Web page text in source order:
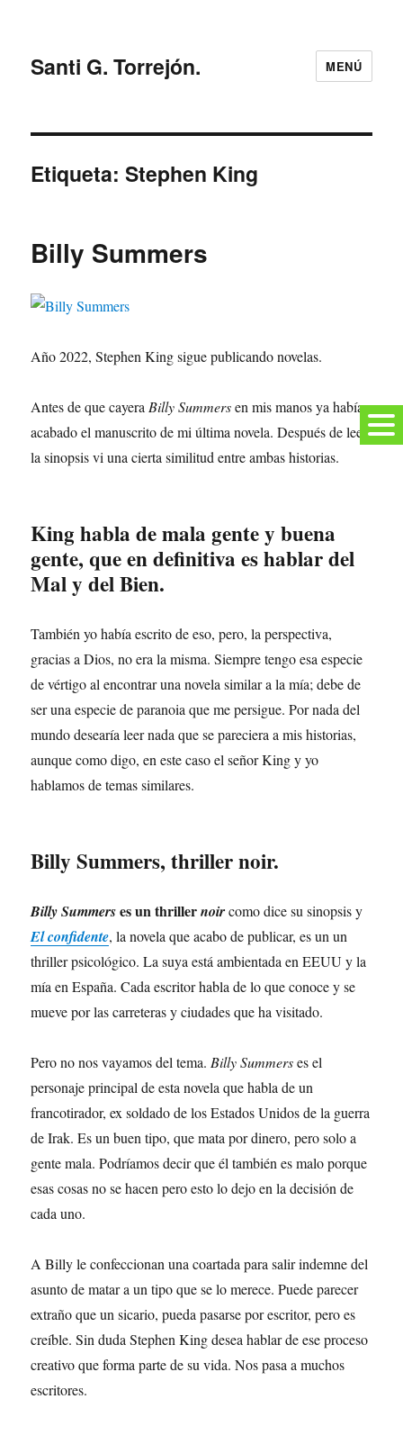
Santi G. Torrejón. MENÚ
Etiqueta:Stephen King
Billy Summers
Año 2022, Stephen King sigue publicando novelas.
Antes de que cayera Billy Summersen mis manos ya había
acabado el manuscrito de mi última novela. Después de leer
la sinopsis vi una cierta similitud entre ambas historias.
King habla de mala gente y buena
gente, que en definitiva es hablar del
Mal y del Bien.
También yo había escrito de eso, pero, la perspectiva,
gracias a Dios, no era la misma. Siempre tengo esa especie
de vértigo al encontrar una novela similar a la mía; debe de
ser una especie de paranoia que me persigue. Por nada del
mundo desearía leer nada que se pareciera a mis historias,
aunque como digo, en este caso el señor King y yo
hablamos de temas similares.
Billy Summers, thriller noir.
Billy Summerses un thrillernoircomo dice su sinopsis y
El confidente, la novela que acabo de publicar, es un un
thriller psicológico. La suya está ambientada en EEUU y la
mía en España. Cada escritor habla de lo que conoce y se
mueve por las carreteras y ciudades que ha visitado.
Pero no nos vayamos del tema. Billy Summerses el
personaje principal de esta novela que habla de un
francotirador, ex soldado de los Estados Unidos de la guerra
de Irak. Es un buen tipo, que mata por dinero, pero solo a
gente mala. Podríamos decir que él también es malo porque
esas cosas no se hacen pero esto lo dejo en la decisión de
cada uno.
A Billy le confeccionan una coartada para salir indemne del
asunto de matar a un tipo que se lo merece. Puede parecer
extraño que un sicario, pueda pasarse por escritor, pero es
creíble. Sin duda Stephen King desea hablar de ese proceso
creativo que forma parte de su vida. Nos pasa a muchos
escritores.